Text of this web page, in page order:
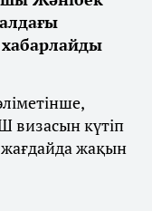
визасын күтіп
жақын